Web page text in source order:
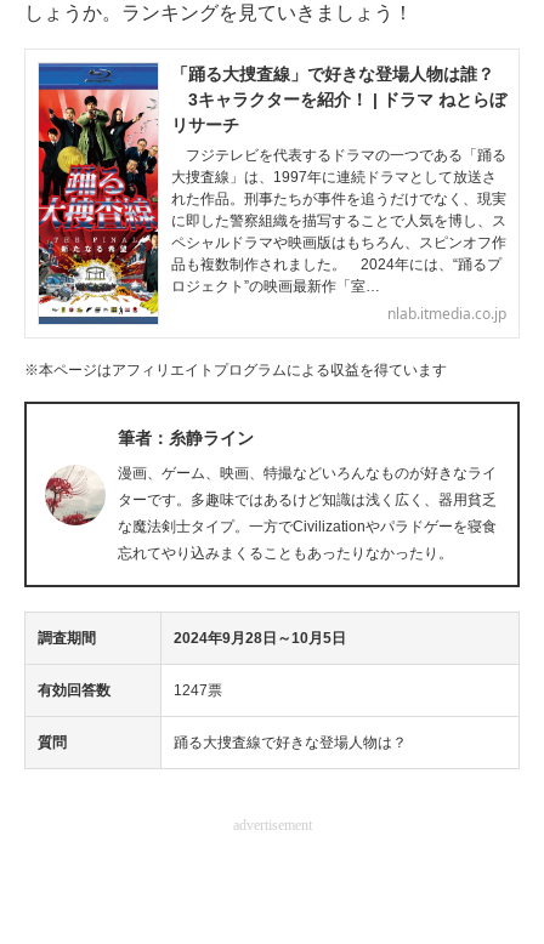
モノづくり技術者専門サイト
エレクトロニクス専門サイト
電子設計の基本と応用
エネルギーの専門メディア
建設×テクノロジーの最前線
ちょっと気になるネットの話題
しょうか。ランキングを見ていきましょう！
「踊る大捜査線」で好きな登場人物は誰？
3キャラクターを紹介！ | ドラマ ねとらぼ
リサーチ
フジテレビを代表するドラマの一つである「踊る
大捜査線」は、1997年に連続ドラマとして放送さ
れた作品。刑事たちが事件を追うだけでなく、現実
に即した警察組織を描写することで人気を博し、ス
ペシャルドラマや映画版はもちろん、スピンオフ作
品も複数制作されました。 2024年には、“踊るプ
ロジェクト”の映画最新作「室…
nlab.itmedia.co.jp
※本ページはアフィリエイトプログラムによる収益を得ています
筆者：糸静ライン
漫画、ゲーム、映画、特撮などいろんなものが好きなライ
ターです。多趣味ではあるけど知識は浅く広く、器用貧乏
な魔法剣士タイプ。一方でCivilizationやパラドゲーを寝食
忘れてやり込みまくることもあったりなかったり。
調査期間 2024年9月28日～10月5日
有効回答数 1247票
質問 踊る大捜査線で好きな登場人物は？
advertisement